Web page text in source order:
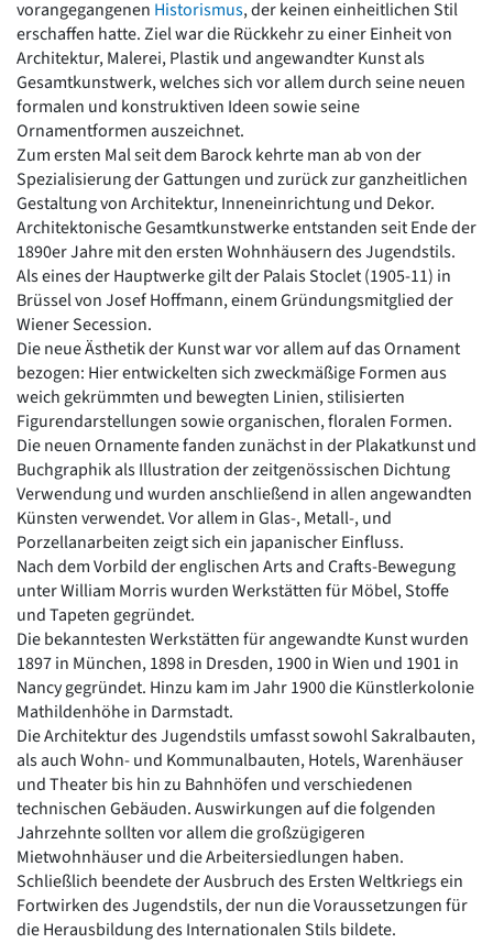
vorangegangenen Historismus, der keinen einheitlichen Stil
erschaffen hatte. Ziel war die Rückkehr zu einer Einheit von
Architektur, Malerei, Plastik und angewandter Kunst als
Gesamtkunstwerk, welches sich vor allem durch seine neuen
formalen und konstruktiven Ideen sowie seine
Ornamentformen auszeichnet.
Zum ersten Mal seit dem Barock kehrte man ab von der
Spezialisierung der Gattungen und zurück zur ganzheitlichen
Gestaltung von Architektur, Inneneinrichtung und Dekor.
Architektonische Gesamtkunstwerke entstanden seit Ende der
1890er Jahre mit den ersten Wohnhäusern des Jugendstils.
Als eines der Hauptwerke gilt der Palais Stoclet (1905-11) in
Brüssel von Josef Hoffmann, einem Gründungsmitglied der
Wiener Secession.
Die neue Ästhetik der Kunst war vor allem auf das Ornament
bezogen: Hier entwickelten sich zweckmäßige Formen aus
weich gekrümmten und bewegten Linien, stilisierten
Figurendarstellungen sowie organischen, floralen Formen.
Die neuen Ornamente fanden zunächst in der Plakatkunst und
Buchgraphik als Illustration der zeitgenössischen Dichtung
Verwendung und wurden anschließend in allen angewandten
Künsten verwendet. Vor allem in Glas-, Metall-, und
Porzellanarbeiten zeigt sich ein japanischer Einfluss.
Nach dem Vorbild der englischen Arts and Crafts-Bewegung
unter William Morris wurden Werkstätten für Möbel, Stoffe
und Tapeten gegründet.
Die bekanntesten Werkstätten für angewandte Kunst wurden
1897 in München, 1898 in Dresden, 1900 in Wien und 1901 in
Nancy gegründet. Hinzu kam im Jahr 1900 die Künstlerkolonie
Mathildenhöhe in Darmstadt.
Die Architektur des Jugendstils umfasst sowohl Sakralbauten,
als auch Wohn- und Kommunalbauten, Hotels, Warenhäuser
und Theater bis hin zu Bahnhöfen und verschiedenen
technischen Gebäuden. Auswirkungen auf die folgenden
Jahrzehnte sollten vor allem die großzügigeren
Mietwohnhäuser und die Arbeitersiedlungen haben.
Schließlich beendete der Ausbruch des Ersten Weltkriegs ein
Fortwirken des Jugendstils, der nun die Voraussetzungen für
die Herausbildung des Internationalen Stils bildete.